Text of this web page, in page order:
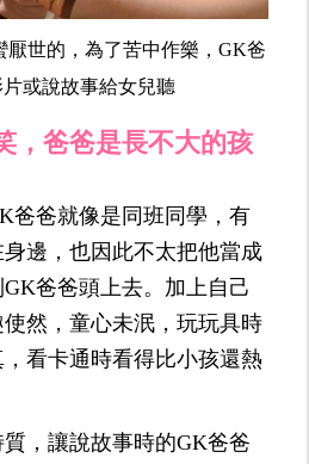
厭世的，為了苦中作樂，GK爸
或說故事給女兒聽
，爸爸是長不大的孩
爸爸就像是同班同學，有
邊，也因此不太把他當成
爸爸頭上去。加上自己
然，童心未泯，玩玩具時
看卡通時看得比小孩還熱
，讓說故事時的GK爸爸